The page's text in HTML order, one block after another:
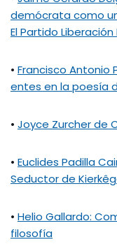
demócrata como
El Partido
• Francisco Antonio
entes en la poesía
• Joyce Zurcher de
• Euclides Padilla
Seductor de
• Helio Gallardo:
filosofía